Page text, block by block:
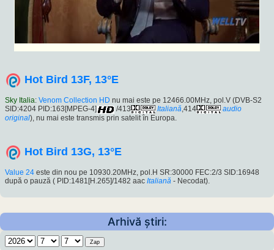
Hot Bird 13F, 13°E
Sky Italia: Venom Collection HD nu mai este pe 12466.00MHz, pol.V (DVB-S2
SID:4204 PID:163[MPEG-4]
/413 Italiană,414
audio
original), nu mai este transmis prin satelit în Europa.
Hot Bird 13G, 13°E
Value 24 este din nou pe 10930.20MHz, pol.H SR:30000 FEC:2/3 SID:16948
după o pauză ( PID:1481[H.265]/1482 aac Italiană - Necodat).
Arhivă știri: